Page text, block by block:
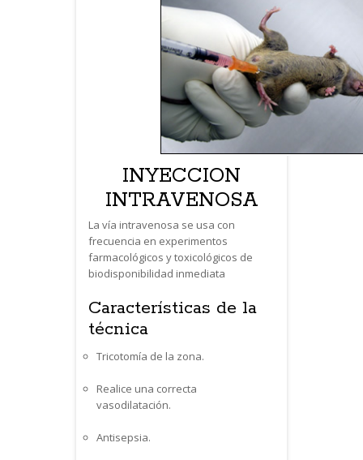
INYECCION
INTRAVENOSA
La vía intravenosa se usa con
frecuencia en experimentos
farmacológicos y toxicológicos de
biodisponibilidad inmediata
Características de la
técnica
Tricotomía de la zona.
Realice una correcta
vasodilatación.
Antisepsia.